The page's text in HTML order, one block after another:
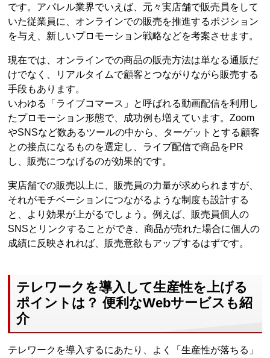
です。アパレル業界でいえば、元々実店舗で販売員をして
いた従業員に、オンラインでの販売を推進するポジション
を与え、新しいプロモーション戦略などを考案させます。
現在では、オンラインでの商品の販売方法は単なる通販だ
けでなく、リアルタイムで顧客とつながりながら販売する
手段もあります。
いわゆる「ライブコマース」と呼ばれる動画配信を利用し
たプロモーション形態で、成功例も増えています。Zoom
やSNSなど数あるツールの中から、ターゲットとする顧客
との接点になるものを選定し、ライブ配信で商品をPR
し、販売につなげるのが効果的です。
実店舗での販売以上に、販売員の力量が求められますが、
それがモチベーションにつながるような制度も設計する
と、より効果が上がるでしょう。例えば、販売員個人の
SNSとリンクすることができ、商品が売れた場合に個人の
成績に反映されれば、販売意欲もアップするはずです。
テレワークを導入して生産性を上げる
ポイントは？ 便利なWebサービスも紹
介
テレワークを導入するにあたり、よく「生産性が落ちる」